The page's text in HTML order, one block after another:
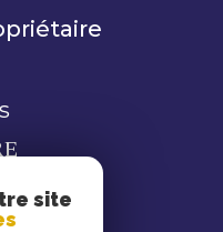
site